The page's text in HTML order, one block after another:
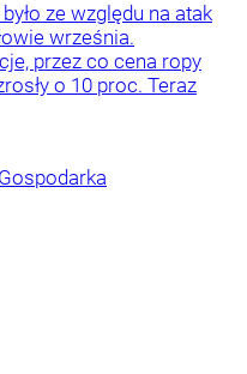
ze względu na atak
września.
przez co cena ropy
o 10 proc. Teraz
Gospodarka